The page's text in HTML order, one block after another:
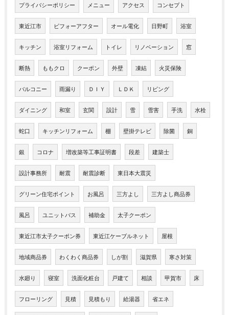
プライバシーポリシー メニュー アクセス コンセプト
東近江市 ビフォーアフター オール電化 日野町 浴室
キッチン 浴室リフォーム トイレ リノベーション 窓
断熱 ももクロ クーポン 外壁 凍結 火災保険
バルコニー 雨漏り ＤＩＹ ＬＤＫ リビング
ダイニング 和室 玄関 設計 雪 雪害 手洗 水栓
蛇口 キッチンリフォーム 棚 壁掛テレビ 除菌 銅
銀 コロナ 増改築等工事証明書 段差 建築士
設計事務所 耐震 耐震診断 東日本大震災
グリーン住宅ポイント お風呂 三方よし 三方よし商品券
風呂 ユニットバス 補助金 太子クーポン
東近江市太子クーポン券 東近江ケーブルネット 屋根
地域商品券 わくわく商品券 しが割 滋賀県 寒さ対策
水廻り 寝室 洗面化粧台 戸建て 相談 甲賀市 床
フローリング 見積 見積もり 給湯器 省エネ